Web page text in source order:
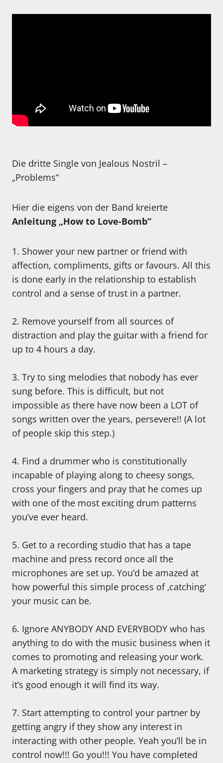
Die dritte Single von Jealous Nostril –
„Problems“
Hier die eigens von der Band kreierte
Anleitung „How to Love-Bomb“
1. Shower your new partner or friend with
affection, compliments, gifts or favours. All this
is done early in the relationship to establish
control and a sense of trust in a partner.
2. Remove yourself from all sources of
distraction and play the guitar with a friend for
up to 4 hours a day.
3. Try to sing melodies that nobody has ever
sung before. This is difficult, but not
impossible as there have now been a LOT of
songs written over the years, persevere!! (A lot
of people skip this step.)
4. Find a drummer who is constitutionally
incapable of playing along to cheesy songs,
cross your fingers and pray that he comes up
with one of the most exciting drum patterns
you’ve ever heard.
5. Get to a recording studio that has a tape
machine and press record once all the
microphones are set up. You’d be amazed at
how powerful this simple process of ‚catching‘
your music can be.
6. Ignore ANYBODY AND EVERYBODY who has
anything to do with the music business when it
comes to promoting and releasing your work.
A marketing strategy is simply not necessary, if
it’s good enough it will find its way.
7. Start attempting to control your partner by
getting angry if they show any interest in
interacting with other people. Yeah you’ll be in
control now!!! Go you!!! You have completed